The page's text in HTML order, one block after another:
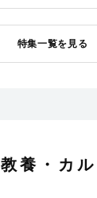
特集一覧を見る
教養・カ